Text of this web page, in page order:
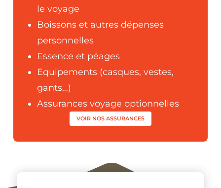
le voyage
Boissons et autres dépenses
personnelles
Essence et péages
Equipements (casques, vestes,
gants…)
Assurances voyage optionnelles
VOIR NOS ASSURANCES